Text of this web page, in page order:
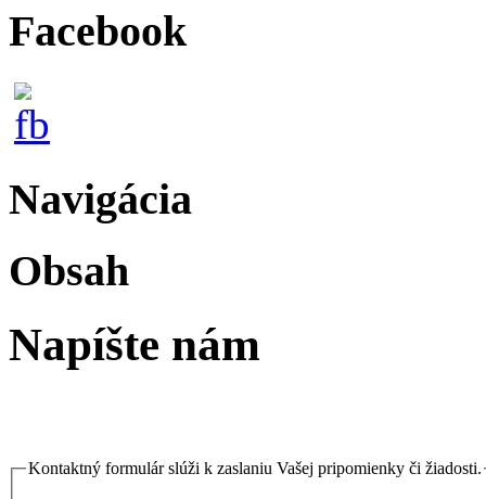
Facebook
Navigácia
Obsah
Napíšte nám
Kontaktný formulár slúži k zaslaniu Vašej pripomienky či žiadosti.